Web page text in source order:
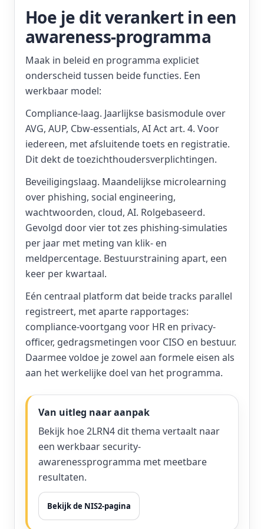
Hoe je dit verankert in een
awareness-programma
Maak in beleid en programma expliciet
onderscheid tussen beide functies. Een
werkbaar model:
Compliance-laag. Jaarlijkse basismodule over
AVG, AUP, Cbw-essentials, AI Act art. 4. Voor
iedereen, met afsluitende toets en registratie.
Dit dekt de toezichthoudersverplichtingen.
Beveiligingslaag. Maandelijkse microlearning
over phishing, social engineering,
wachtwoorden, cloud, AI. Rolgebaseerd.
Gevolgd door vier tot zes phishing-simulaties
per jaar met meting van klik- en
meldpercentage. Bestuurstraining apart, een
keer per kwartaal.
Eén centraal platform dat beide tracks parallel
registreert, met aparte rapportages:
compliance-voortgang voor HR en privacy-
officer, gedragsmetingen voor CISO en bestuur.
Daarmee voldoe je zowel aan formele eisen als
aan het werkelijke doel van het programma.
Van uitleg naar aanpak
Bekijk hoe 2LRN4 dit thema vertaalt naar
een werkbaar security-
awarenessprogramma met meetbare
resultaten.
Bekijk de NIS2-pagina